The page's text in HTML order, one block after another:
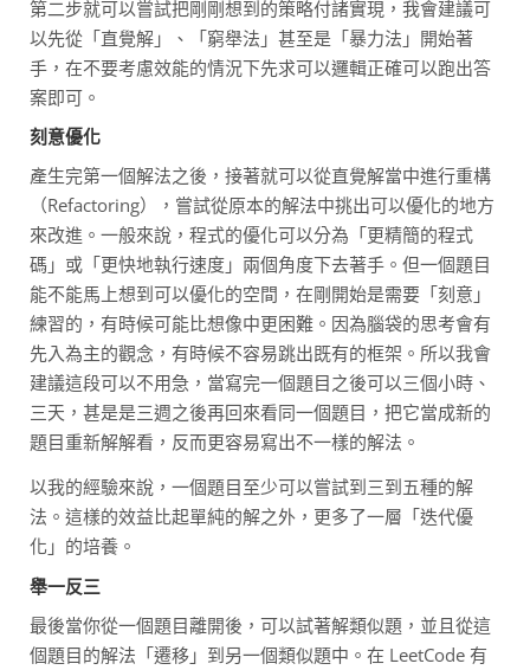
第二步就可以嘗試把剛剛想到的策略付諸實現，我會建議可
以先從「直覺解」、「窮舉法」甚至是「暴力法」開始著
手，在不要考慮效能的情況下先求可以邏輯正確可以跑出答
案即可。
刻意優化
產生完第一個解法之後，接著就可以從直覺解當中進行重構
（Refactoring），嘗試從原本的解法中挑出可以優化的地方
來改進。一般來說，程式的優化可以分為「更精簡的程式
碼」或「更快地執行速度」兩個角度下去著手。但一個題目
能不能馬上想到可以優化的空間，在剛開始是需要「刻意」
練習的，有時候可能比想像中更困難。因為腦袋的思考會有
先入為主的觀念，有時候不容易跳出既有的框架。所以我會
建議這段可以不用急，當寫完一個題目之後可以三個小時、
三天，甚是是三週之後再回來看同一個題目，把它當成新的
題目重新解解看，反而更容易寫出不一樣的解法。
以我的經驗來說，一個題目至少可以嘗試到三到五種的解
法。這樣的效益比起單純的解之外，更多了一層「迭代優
化」的培養。
舉一反三
最後當你從一個題目離開後，可以試著解類似題，並且從這
個題目的解法「遷移」到另一個類似題中。在 LeetCode 有